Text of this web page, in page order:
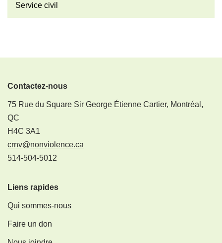
Service civil
Contactez-nous
75 Rue du Square Sir George Étienne Cartier, Montréal,
QC
H4C 3A1
crnv@nonviolence.ca
514-504-5012
Liens rapides
Qui sommes-nous
Faire un don